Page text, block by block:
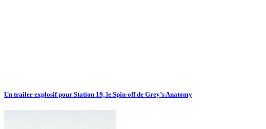
Un trailer explosif pour Station 19, le Spin-off de Grey’s Anatomy